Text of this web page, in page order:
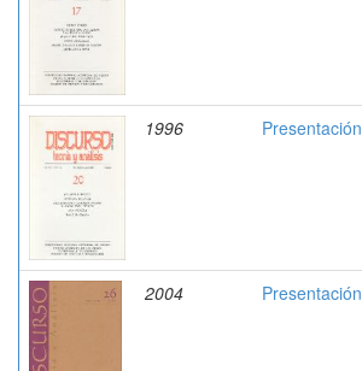
1996 Presentación
2004 Presentación